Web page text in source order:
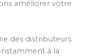
améliorer votre
des distributeurs
à la